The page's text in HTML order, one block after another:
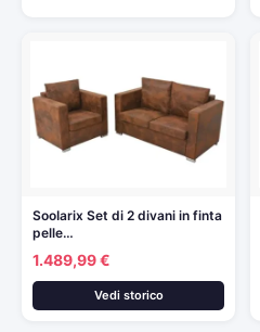
SooIarix Set di 2 divani in finta
pelle…
1.489,99 €
Vedi storico